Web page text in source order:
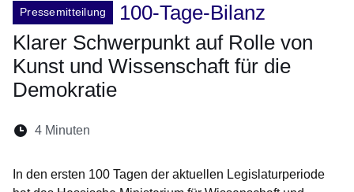
Pressemitteilung
100-Tage-Bilanz
Klarer Schwerpunkt auf Rolle von
Kunst und Wissenschaft für die
Demokratie
Lesedauer:
4 Minuten
In den ersten 100 Tagen der aktuellen Legislaturperiode